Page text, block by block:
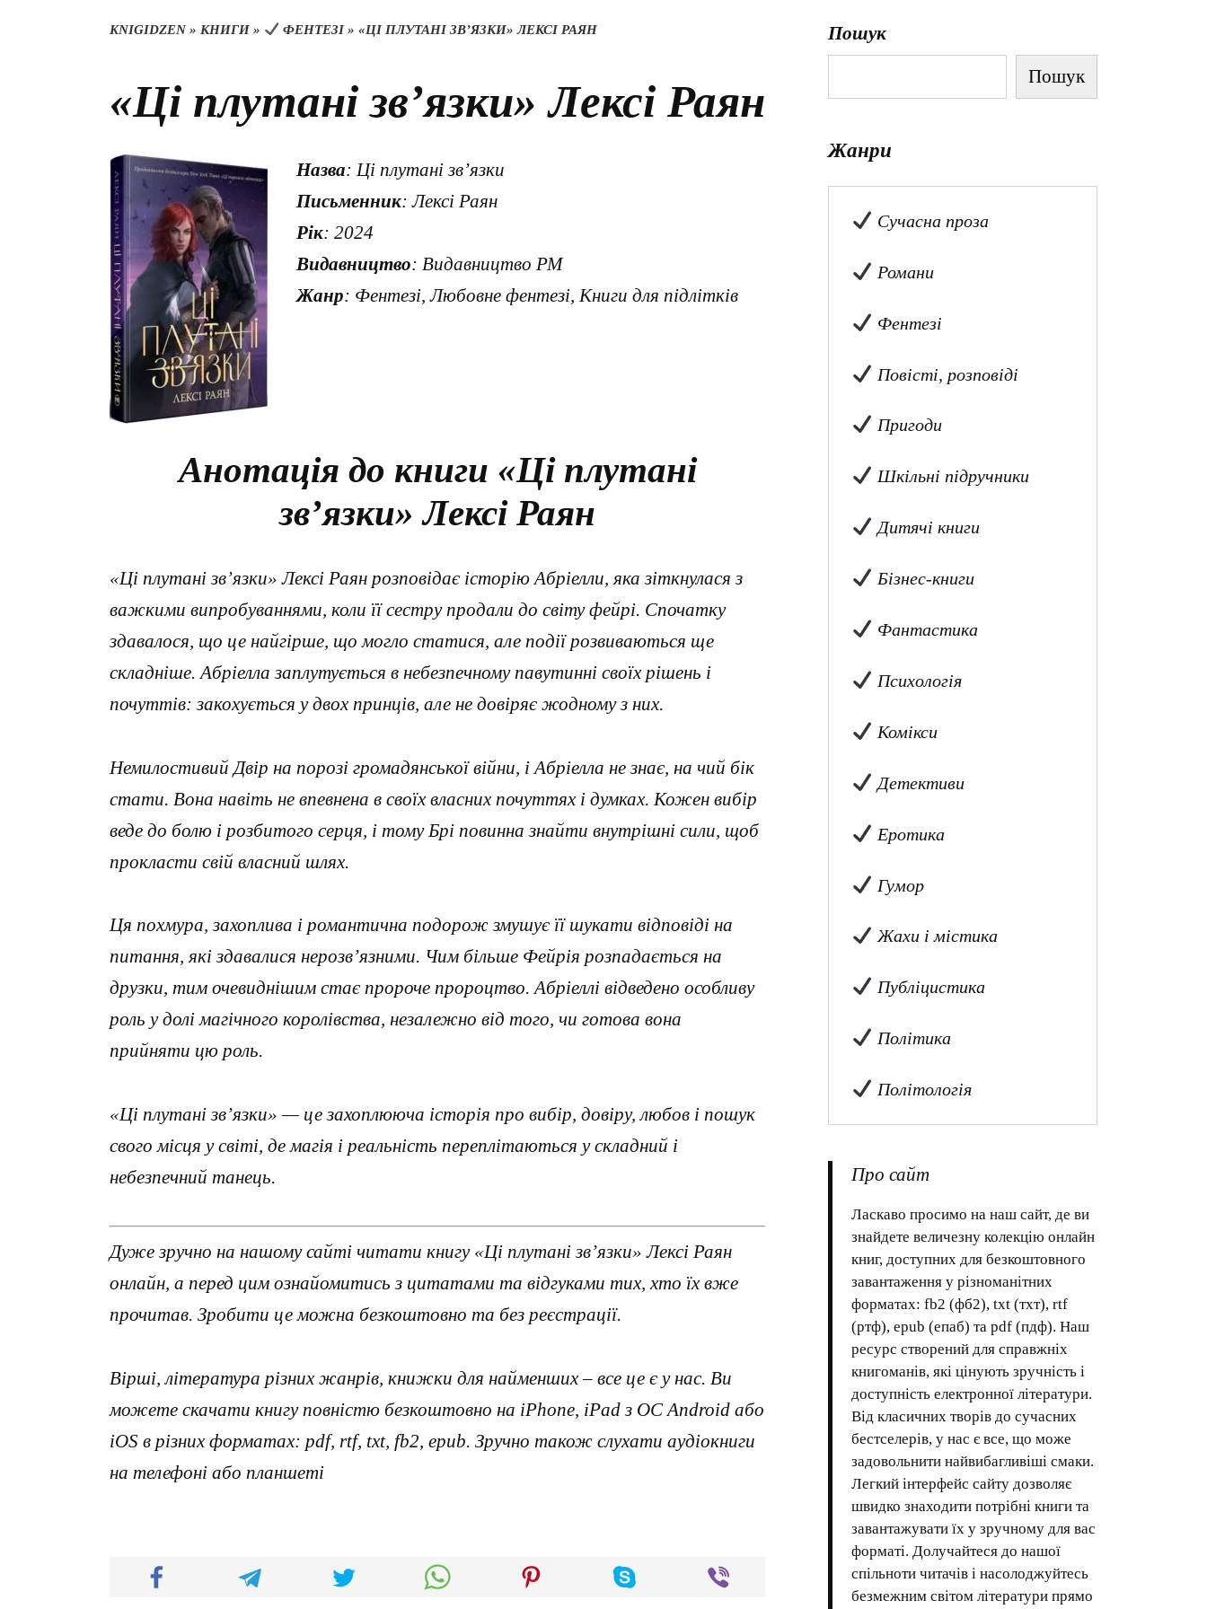
KNIGIDZEN» КНИГИ » ФЕНТЕЗІ» «ЦІ ПЛУТАНІ ЗВ’ЯЗКИ» ЛЕКСІ РАЯН
«Ці плутані зв’язки» Лексі Раян
Назва: Ці плутані зв’язки
Письменник: Лексі Раян
Рік: 2024
Видавництво: Видавництво РМ
Жанр: Фентезі, Любовне фентезі, Книги для підлітків
Анотація до книги «Ці плутані
зв’язки» Лексі Раян
«Ці плутані зв’язки» Лексі Раян розповідає історію Абріелли, яка зіткнулася з
важкими випробуваннями, коли її сестру продали до світу фейрі. Спочатку
здавалося, що це найгірше, що могло статися, але події розвиваються ще
складніше. Абріелла заплутується в небезпечному павутинні своїх рішень і
почуттів: закохується у двох принців, але не довіряє жодному з них.
Немилостивий Двір на порозі громадянської війни, і Абріелла не знає, на чий бік
стати. Вона навіть не впевнена в своїх власних почуттях і думках. Кожен вибір
веде до болю і розбитого серця, і тому Брі повинна знайти внутрішні сили, щоб
прокласти свій власний шлях.
Ця похмура, захоплива і романтична подорож змушує її шукати відповіді на
питання, які здавалися нерозв’язними. Чим більше Фейрія розпадається на
друзки, тим очевиднішим стає пророче пророцтво. Абріеллі відведено особливу
роль у долі магічного королівства, незалежно від того, чи готова вона
прийняти цю роль.
«Ці плутані зв’язки» — це захоплююча історія про вибір, довіру, любов і пошук
свого місця у світі, де магія і реальність переплітаються у складний і
небезпечний танець.
Дуже зручно на нашому сайті читати книгу «Ці плутані зв’язки» Лексі Раян
онлайн, а перед цим ознайомитись з цитатами та відгуками тих, хто їх вже
прочитав. Зробити це можна безкоштовно та без реєстрації.
Вірші, література різних жанрів, книжки для найменших – все це є у нас. Ви
можете скачати книгу повністю безкоштовно на iPhone, iPad з ОС Android або
iOS в різних форматах: pdf, rtf, txt, fb2, epub. Зручно також слухати аудіокниги
на телефоні або планшеті
Пошук
Пошук
Жанри
Сучасна проза
Романи
Фентезі
Повісті, розповіді
Пригоди
Шкільні підручники
Дитячі книги
Бізнес-книги
Фантастика
Психологія
Комікси
Детективи
Еротика
Гумор
Жахи і містика
Публіцистика
Політика
Політологія
Про сайт
Ласкаво просимо на наш сайт, де ви
знайдете величезну колекцію онлайн
книг, доступних для безкоштовного
завантаження у різноманітних
форматах: fb2 (фб2), txt (тхт), rtf
(ртф), epub (епаб) та pdf (пдф). Наш
ресурс створений для справжніх
книгоманів, які цінують зручність і
доступність електронної літератури.
Від класичних творів до сучасних
бестселерів, у нас є все, що може
задовольнити найвибагливіші смаки.
Легкий інтерфейс сайту дозволяє
швидко знаходити потрібні книги та
завантажувати їх у зручному для вас
форматі. Долучайтеся до нашої
спільноти читачів і насолоджуйтесь
безмежним світом літератури прямо